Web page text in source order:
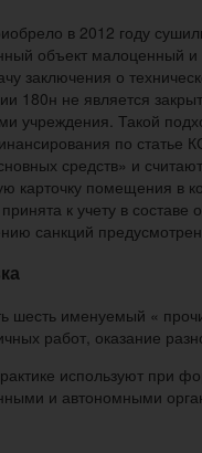
в 2012 году
объект малоценный
заключения о
180н не является
учреждения. Такой
по
средств» и
карточку помещения в
к учету в
санкций
шесть именуемый «
работ, оказание
используют при
и автономными